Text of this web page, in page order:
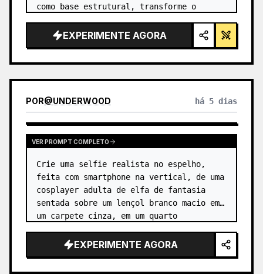
como base estrutural, transforme o
3D altamente realista. Substitua as
rampas lisas por degraus de pedra
EXPERIMENTE AGORA
POR@UNDERWOOD há 5 dias
VER PROMPT COMPLETO
Crie uma selfie realista no espelho,
feita com smartphone na vertical, de uma
cosplayer adulta de elfa de fantasia
sentada sobre um lençol branco macio em
um carpete cinza, em um quarto
{argument name="character name"
default="…
EXPERIMENTE AGORA